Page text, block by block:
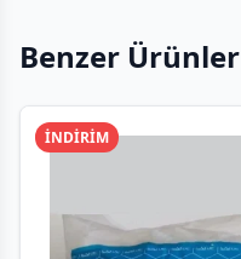
Benzer Ürünler
İNDİRİM